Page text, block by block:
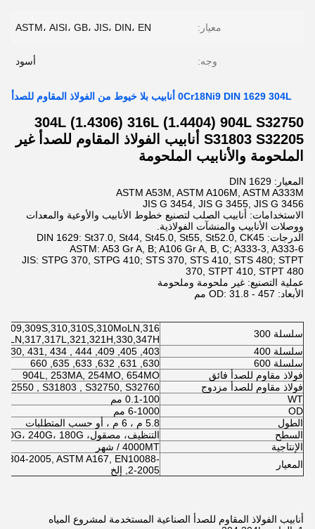
معيار: ASTM، AISI، GB، JIS، DIN، EN
وجه: أسود
0Cr18Ni9 DIN 1629 304L أنابيب بلا خيوط من الفولاذ المقاوم للصدأ
304L (1.4306) 316L (1.4404) 904L S32750
S31803 S32205 أنابيب الفولاذ المقاوم للصدأ غير
الملحومة والأنابيب الملحومة
المعيار: DIN 1629
ASTM A53M, ASTM A106M, ASTM A333M
JIS G 3454, JIS G 3455, JIS G 3456
الاستخدامات: أنابيب الصلب لتصنيع خطوط الأنابيب والأوعية والمعدات
ووصلات الأنابيب والمنشآت الفولاذية.
الدرجات: DIN 1629: St37.0, St44, St45.0, St55, St52.0, CK45
ASTM: A53 Gr A, B; A106 Gr A, B, C; A333-3, A333-6
JIS: STPG 370, STPG 410; STS 370, STS 410, STS 480; STPT
370, STPT 410, STPT 480
عملية التصنيع: غير ملحومة وملحومة
الأبعاد: OD: 31.8 - 457 مم
سلسلة 300
سلسلة 400
403, 405, 409, 409L, 410, 410L , 420, 429 , 430, 431, 434 , 444
سلسلة 600
630, 631, 632, 633, 635, 660
فولاذ مقاوم للصدأ فائق
904L, 253MA, 254MO, 654MO
فولاذ مقاوم للصدأ مزدوج
, S31803 , S32750, S32760
WT
0.1-100 مم
OD
6-1000 مم
الطول
5.8 م ، 6 م ، أو حسب المتطلبات
السطح
التنظيف، مصقول، 600G، 400G، 320G، 240G، 180G، إلخ.
الإنتاجية
4000MT / شهر
المعيار
2005, ASTM A167, EN10088-
2-2005, إلخ
أنابيب الفولاذ المقاوم للصدأ الصناعية المستخدمة لمشروع المياه